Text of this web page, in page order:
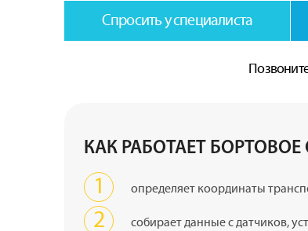
Спросить у специалиста
КАК РАБОТАЕТ
определяет координаты
собирает данные с датчиков,